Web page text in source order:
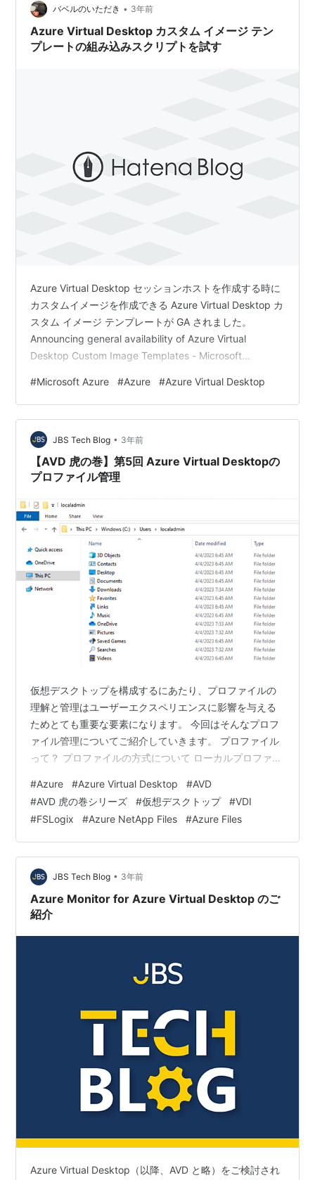
ャプチャをブロックする さいごに GPOによる有効化の手
順 1. AVD管理用テンプレートファイル…
バベルのいただき • 3年前
Azure Virtual Desktop カスタム イメージ テン
プレートの組み込みスクリプトを試す
Azure Virtual Desktop セッションホストを作成する時に
カスタムイメージを作成できる Azure Virtual Desktop カ
スタム イメージ テンプレートが GA されました。
Announcing general availability of Azure Virtual
Desktop Custom Image Templates - Microsoft
Azure VM Image Builder を Azure Virtual Desktop 向け
にラッピングした機能です。 これまで Azure…
#Microsoft Azure #Azure #Azure Virtual Desktop
JBS Tech Blog • 3年前
【AVD 虎の巻】第5回 Azure Virtual Desktopの
プロファイル管理
仮想デスクトップを構成するにあたり、プロファイルの
理解と管理はユーザーエクスペリエンスに影響を与える
ためとても重要な要素になります。 今回はそんなプロフ
ァイル管理についてご紹介していきます。 プロファイル
って？ プロファイルの方式について ローカルプロファイ
FSLogixの紹介 Profile Container Office Container
Application Masking Cloud Cache Fslogix 格納先ストレ
ージについて Azure Files Azure NetApp Files おわりに
プロファ…
#Azure #Azure Virtual Desktop #AVD
#AVD 虎の巻シリーズ #仮想デスクトップ #VDI
#FSLogix #Azure NetApp Files #Azure Files
JBS Tech Blog • 3年前
Azure Monitor for Azure Virtual Desktop のご
紹介
Azure Virtual Desktop（以降、AVD と略）をご検討され